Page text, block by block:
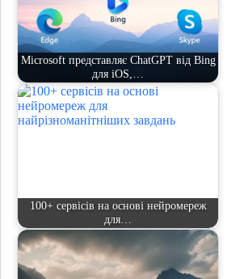
Microsoft представляє ChatGPT від Bing
для iOS,…
100+ сервісів на основі нейромереж
для…